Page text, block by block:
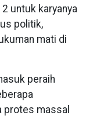
untuk karyanya
politik,
mati di
peraih
protes massal